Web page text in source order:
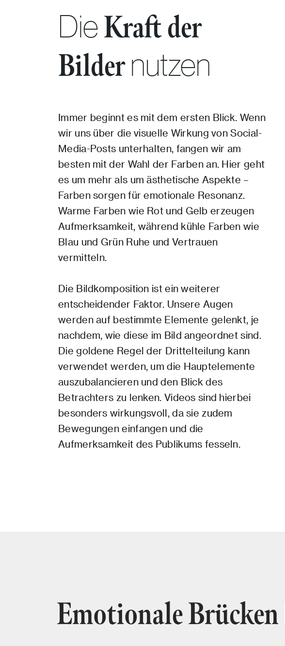
DieKraft der
Bildernutzen
Immer beginnt es mit dem ersten Blick. Wenn
wir uns über die visuelle Wirkung von Social-
Media-Posts unterhalten, fangen wir am
besten mit der Wahl der Farben an. Hier geht
es um mehr als um ästhetische Aspekte –
Farben sorgen für emotionale Resonanz.
Warme Farben wie Rot und Gelb erzeugen
Aufmerksamkeit, während kühle Farben wie
Blau und Grün Ruhe und Vertrauen
vermitteln.
Die Bildkomposition ist ein weiterer
entscheidender Faktor. Unsere Augen
werden auf bestimmte Elemente gelenkt, je
nachdem, wie diese im Bild angeordnet sind.
Die goldene Regel der Drittelteilung kann
verwendet werden, um die Hauptelemente
auszubalancieren und den Blick des
Betrachters zu lenken. Videos sind hierbei
besonders wirkungsvoll, da sie zudem
Bewegungen einfangen und die
Aufmerksamkeit des Publikums fesseln.
Emotionale Brücken